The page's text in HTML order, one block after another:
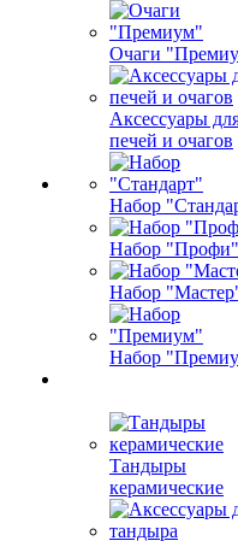
Очаги
Аксессуары
печей и очагов
Набор
Набор "Профи"
Набор
Набор
Тандыры
керамические